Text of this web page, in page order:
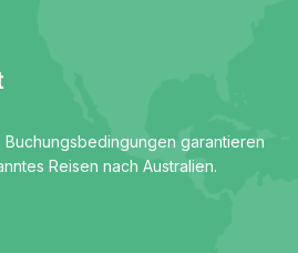
garantieren
Reisen nach Australien.